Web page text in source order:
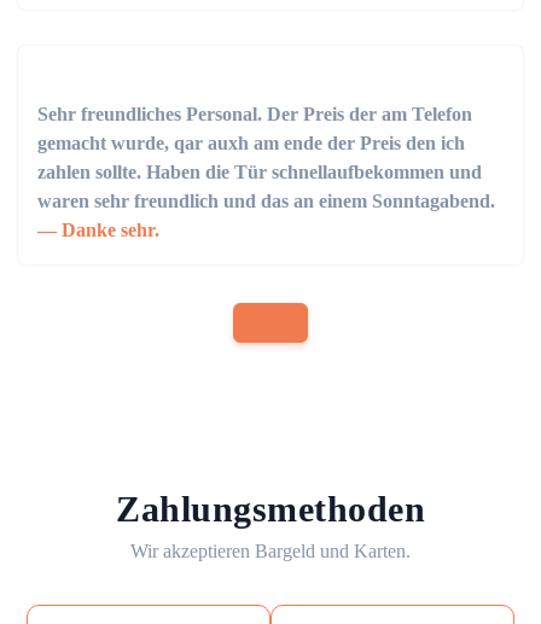
Sehr freundliches Personal. Der Preis der am Telefon
gemacht wurde, qar auxh am ende der Preis den ich
zahlen sollte. Haben die Tür schnellaufbekommen und
waren sehr freundlich und das an einem Sonntagabend.
Danke sehr.
Zahlungsmethoden
Wir akzeptieren Bargeld und Karten.